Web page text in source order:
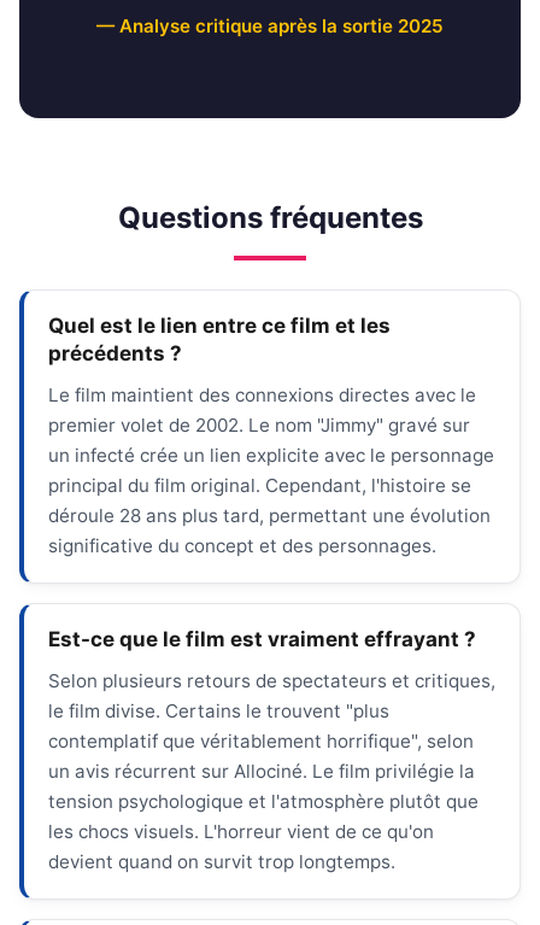
— Analyse critique après la sortie 2025
Questions fréquentes
Quel est le lien entre ce film et les
précédents ?
Le film maintient des connexions directes avec le
premier volet de 2002. Le nom "Jimmy" gravé sur
un infecté crée un lien explicite avec le personnage
principal du film original. Cependant, l'histoire se
déroule 28 ans plus tard, permettant une évolution
significative du concept et des personnages.
Est-ce que le film est vraiment effrayant ?
Selon plusieurs retours de spectateurs et critiques,
le film divise. Certains le trouvent "plus
contemplatif que véritablement horrifique", selon
un avis récurrent sur Allociné. Le film privilégie la
tension psychologique et l'atmosphère plutôt que
les chocs visuels. L'horreur vient de ce qu'on
devient quand on survit trop longtemps.